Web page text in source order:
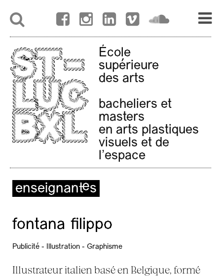
École
supérieure
des arts
bacheliers et
masters
en arts plastiques
visuels et de
l'espace
enseignant·es
fontana filippo
Publicité - Illustration - Graphisme
Illustrateur italien basé en Belgique, formé